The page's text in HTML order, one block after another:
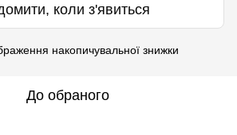
коли з'явиться
накопичувальної знижки
До обраного